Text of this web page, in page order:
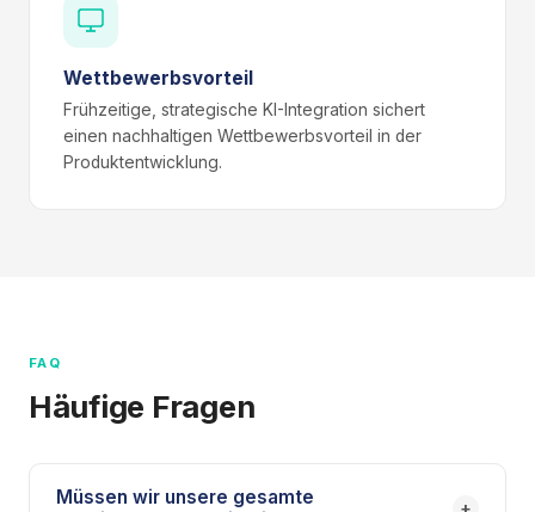
Wettbewerbsvorteil
Frühzeitige, strategische KI-Integration sichert
einen nachhaltigen Wettbewerbsvorteil in der
Produktentwicklung.
FAQ
Häufige Fragen
Müssen wir unsere gesamte